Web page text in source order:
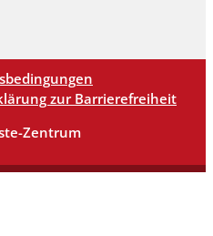
zur Barrierefreiheit
Zentrum